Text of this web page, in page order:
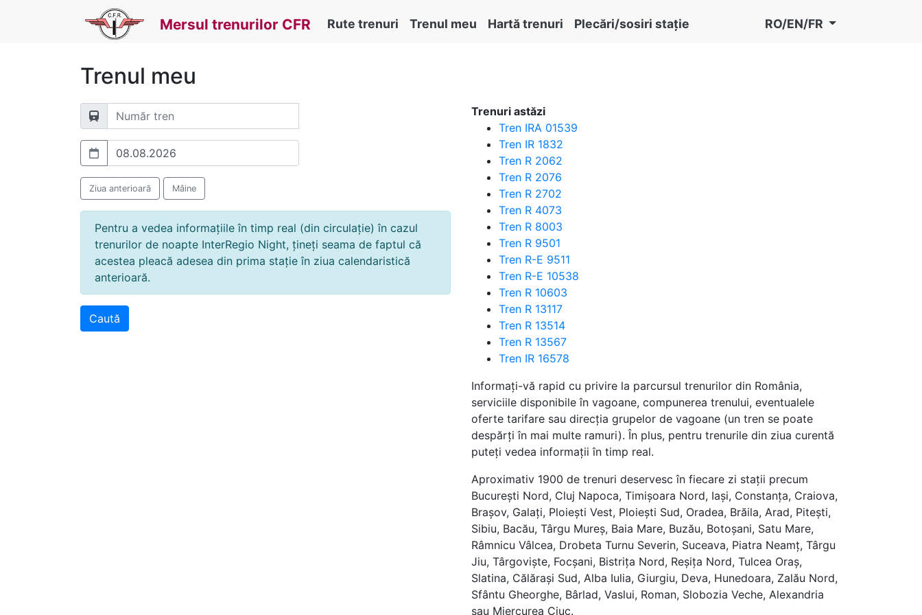
Mersul trenurilor CFR Rute trenuri Trenul meu Hartă trenuri Plecări/sosiri stație RO/EN/FR
Trenul meu
Ziua anterioară Mâine
Pentru a vedea informațiile în timp real (din circulație) în cazul
trenurilor de noapte InterRegio Night, țineți seama de faptul că
acestea pleacă adesea din prima stație în ziua calendaristică
anterioară.
Trenuri astăzi
Tren IRA 01539
Tren IR 1832
Tren R 2062
Tren R 2076
Tren R 2702
Tren R 4073
Tren R 8003
Tren R 9501
Tren R-E 9511
Tren R-E 10538
Tren R 10603
Tren R 13117
Tren R 13514
Tren R 13567
Tren IR 16578
Informați-vă rapid cu privire la parcursul trenurilor din România,
serviciile disponibile în vagoane, compunerea trenului, eventualele
oferte tarifare sau direcția grupelor de vagoane (un tren se poate
despărți în mai multe ramuri). În plus, pentru trenurile din ziua curentă
puteți vedea informații în timp real.
Aproximativ 1900 de trenuri deservesc în fiecare zi stații precum
București Nord, Cluj Napoca, Timișoara Nord, Iași, Constanța, Craiova,
Brașov, Galați, Ploiești Vest, Ploiești Sud, Oradea, Brăila, Arad, Pitești,
Sibiu, Bacău, Târgu Mureș, Baia Mare, Buzău, Botoșani, Satu Mare,
Râmnicu Vâlcea, Drobeta Turnu Severin, Suceava, Piatra Neamț, Târgu
Jiu, Târgoviște, Focșani, Bistrița Nord, Reșița Nord, Tulcea Oraș,
Slatina, Călărași Sud, Alba Iulia, Giurgiu, Deva, Hunedoara, Zalău Nord,
Sfântu Gheorghe, Bârlad, Vaslui, Roman, Slobozia Veche, Alexandria
sau Miercurea Ciuc.